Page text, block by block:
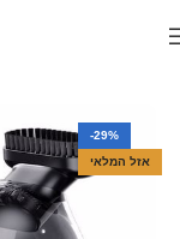
-29%
אזל המלאי